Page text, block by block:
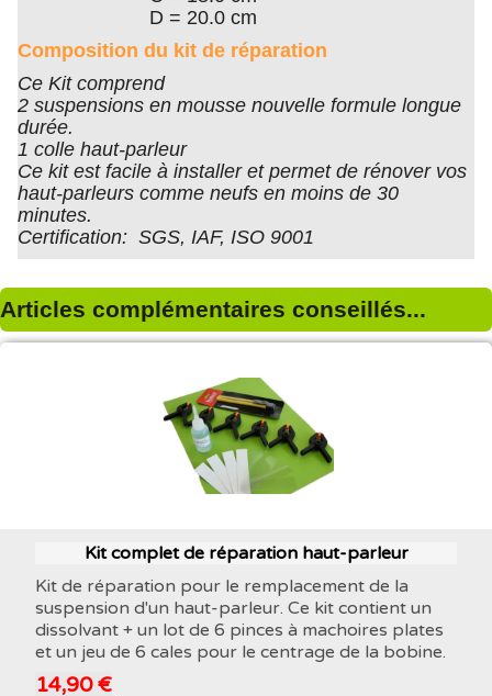
D = 20.0 cm
Composition du kit de réparation
Ce Kit comprend
2 suspensions en mousse nouvelle formule longue
durée.
1 colle haut-parleur
Ce kit est facile à installer et permet de rénover vos
haut-parleurs comme neufs en moins de 30
minutes.
Certification: SGS, IAF, ISO 9001
Articles complémentaires conseillés...
Kit complet de réparation haut-parleur
Kit de réparation pour le remplacement de la
suspension d'un haut-parleur. Ce kit contient un
dissolvant + un lot de 6 pinces à machoires plates
et un jeu de 6 cales pour le centrage de la bobine.
14,90 €